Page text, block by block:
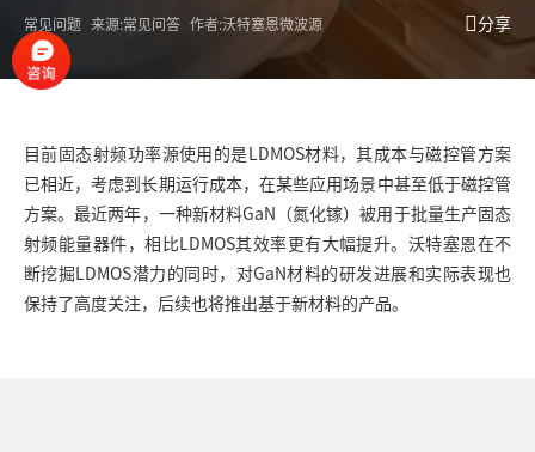
常见问题 来源:常见问答 作者:沃特塞恩微波源 分享
目前固态射频功率源使用的是LDMOS材料，其成本与磁控管方案
已相近，考虑到长期运行成本，在某些应用场景中甚至低于磁控管
方案。最近两年，一种新材料GaN（氮化镓）被用于批量生产固态
射频能量器件，相比LDMOS其效率更有大幅提升。沃特塞恩在不
断挖掘LDMOS潜力的同时，对GaN材料的研发进展和实际表现也
保持了高度关注，后续也将推出基于新材料的产品。